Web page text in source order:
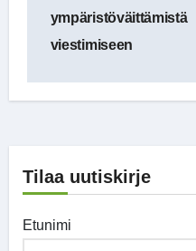
ympäristöväittämistä
viestimiseen
Tilaa uutiskirje
Etunimi